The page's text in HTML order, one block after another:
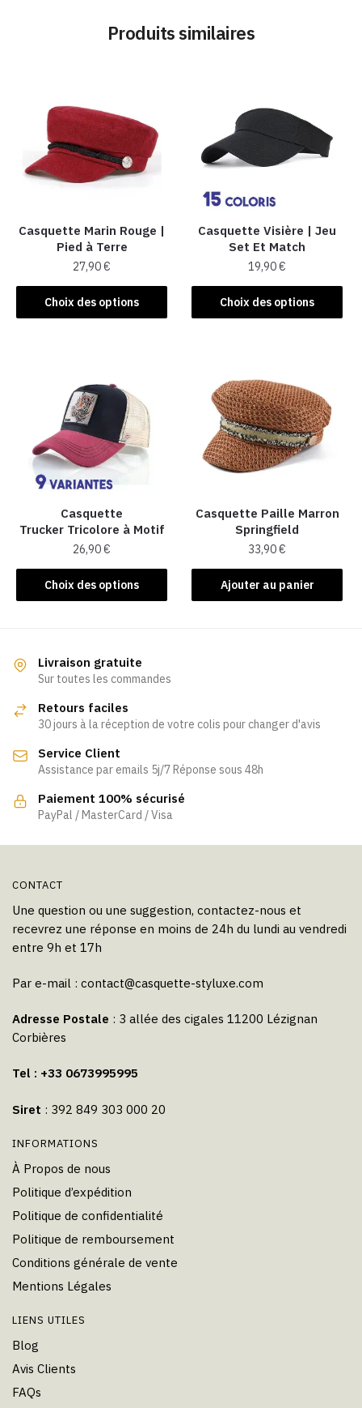
Produits similaires
Casquette Marin Rouge |
Pied à Terre
27,90€
Choix des options
Ce
produit
Les
options
peuvent
être
choisies
sur
la
page
du
produit
Casquette Visière | Jeu
Set Et Match
19,90€
Choix des options
Ce
produit
Les
options
peuvent
être
choisies
la
page
du
produit
Casquette
Trucker Tricolore à Motif
26,90€
Choix des options
Ce
produit
variations.
Les
peuvent
choisies
sur
la
page
Casquette Paille Marron
Springfield
33,90€
Ajouter au panier
Livraison gratuite
Sur toutes les commandes
Retours faciles
30 jours à la réception de votre colis pour changer d'avis
Service Client
Assistance par emails 5j/7 Réponse sous 48h
Paiement 100% sécurisé
PayPal / MasterCard / Visa
CONTACT
Une question ou une suggestion, contactez-nous et
recevrez une réponse en moins de 24h du lundi au vendredi
entre 9h et 17h
Par e-mail : contact@casquette-styluxe.com
Adresse Postale : 3 allée des cigales 11200 Lézignan
Corbières
Tel : +33 0673995995
Siret : 392 849 303 000 20
INFORMATIONS
À Propos de nous
Politique d’expédition
Politique de confidentialité
Politique de remboursement
Conditions générale de vente
Mentions Légales
LIENS UTILES
Blog
Avis Clients
FAQs